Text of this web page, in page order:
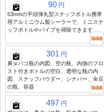
90 円
53mmの平頭弾丸型スナッフボトル携帯
用アルミニウム製シーラーで、ミニスナ
ッフボトルやパイプを掃除できます
301 円
鼻タバコ瓶の内図、空の瓶、内側のフロ
スト付きボトルの空白、透明な瓶の内
図、スナッフパウダー、シナバー、金豆
の瓶、容器
497 円